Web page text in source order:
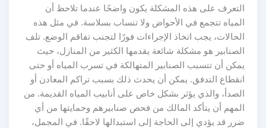
التعرف على هذه المشكلة يكون واضحًا عندما تلاحظ أن
المياه تتجمع في الأحواض ولا تنساب بسلاسة. في مثل هذه
الحالات، يجب اتخاذ الإجراءات فورًا لتجنب تفاقم الوضع. تلف
الصنابير هو مشكلة شائعة يقدمها الكثير من المنازل، حيث
يمكن أن تتسبب الصنابير المتهالكة في تسرب المياه أو حتى
انقطاع التدفق. يمكن أن يحدث ذلك بسبب تراكم المعادن أو
الصدأ، والذي يؤثر بشكل خاص على أنابيب المياه القديمة. من
المهم أن يتأكد المالك من فحص صنابيرهم وحمايتها من أي
ضرر قد يؤدي إلى الحاجة إلى استبدالها لاحقًا. في المجمل،